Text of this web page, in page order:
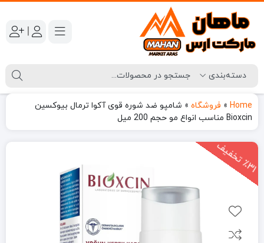
|
Home
» فروشگاه » شامپو ضد شوره قوی آکوا ترمال بیوکسین
Bioxcin مناسب انواع مو حجم 200 میل
٪3
1
ت
خ
ف
یف